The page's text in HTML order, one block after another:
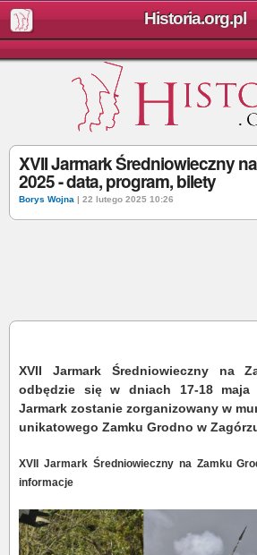
Historia.org.pl
XVII Jarmark Średniowieczny
2025 - data, program, bilety
Borys Wojna | 22 lutego 2025 10:26
XVII Jarmark Średniowieczny na
odbędzie się w dniach 17-18 maja
Jarmark zostanie zorganizowany w
unikatowego Zamku Grodno w
XVII Jarmark Średniowieczny na Zamku
informacje